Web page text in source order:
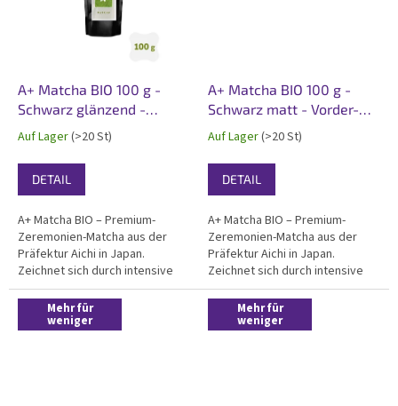
A+ Matcha BIO 100 g -
Schwarz glänzend -
Vorder- und Rücketikett
Auf Lager(>20 St)
DETAIL
A+ Matcha BIO – Premium-
Zeremonien-Matcha aus der
Präfektur Aichi in Japan.
Zeichnet sich durch intensive
grüne Farbe, sanftn Geschmack
und außergewöhnliche
Cremigkeit aus. Zertifiziert Bio,
A+ Matcha BIO 100 g -
Schwarz matt - Vorder-
und Rücketikett
Auf Lager(>20 St)
DETAIL
A+ Matcha BIO – Premium-
Zeremonien-Matcha aus der
Präfektur Aichi in Japan.
Zeichnet sich durch intensive
grüne Farbe, sanftn Geschmack
und außergewöhnliche
Cremigkeit aus. Zertifiziert Bio,
Mehr für
weniger
Mehr für
weniger